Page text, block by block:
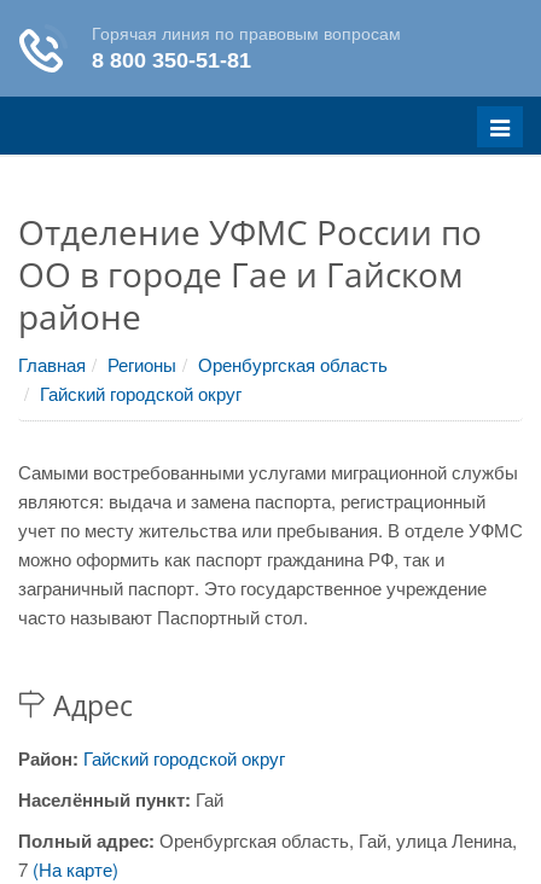
Меню
Отделение УФМС России по
ОО в городе Гае и Гайском
районе
Главная Регионы
Оренбургская область
Гайский городской округ
Самыми востребованными услугами миграционной службы
являются: выдача и замена паспорта, регистрационный
учет по месту жительства или пребывания. В отделе УФМС
можно оформить как паспорт гражданина РФ, так и
заграничный паспорт. Это государственное учреждение
часто называют Паспортный стол.
Адрес
Район: Гайский городской округ
Населённый пункт: Гай
Полный адрес: Оренбургская область, Гай, улица Ленина,
7 (На карте)